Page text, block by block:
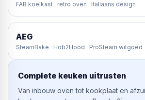
FAB koelkast · retro oven · Italiaans design
AEG
SteamBake · Hob2Hood · ProSteam witgoed
Complete keuken uitrusten
Van inbouw oven tot kookplaat en